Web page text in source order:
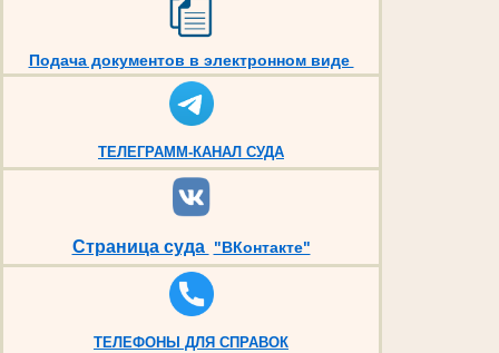
Подача документов в электронном виде
ТЕЛЕГРАММ-КАНАЛ СУДА
Страница суда "ВКонтакте"
ТЕЛЕФОНЫ ДЛЯ СПРАВОК